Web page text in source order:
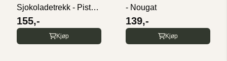
Sjokoladetrekk - Pistasj
- 6 biter
155,-
Kjøp
- Nougat
139,-
Kjøp